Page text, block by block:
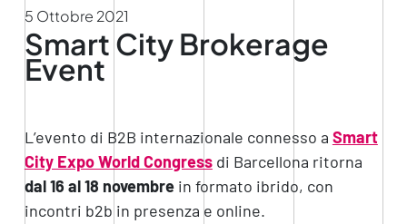
5 Ottobre 2021
Smart City Brokerage
Event
L’evento di B2B internazionale connesso a Smart
City Expo World Congressdi Barcellona ritorna
dal 16 al 18 novembrein formato ibrido, con
incontri b2b in presenza e online.